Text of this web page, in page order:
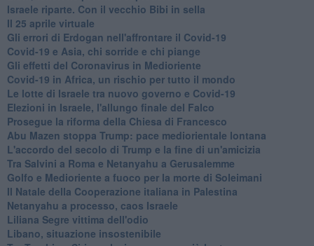
Israele riparte. Con il vecchio Bibi in sella
Il 25 aprile virtuale
Gli errori di Erdogan nell'affrontare il Covid-19
Covid-19 e Asia, chi sorride e chi piange
Gli effetti del Coronavirus in Medioriente
Covid-19 in Africa, un rischio per tutto il mondo
Le lotte di Israele tra nuovo governo e Covid-19
Elezioni in Israele, l'allungo finale del Falco
Prosegue la riforma della Chiesa di Francesco
Abu Mazen stoppa Trump: pace mediorientale lontana
L'accordo del secolo di Trump e la fine di un'amicizia
Tra Salvini a Roma e Netanyahu a Gerusalemme
Golfo e Medioriente a fuoco per la morte di Soleimani
Il Natale della Cooperazione italiana in Palestina
Netanyahu a processo, caos Israele
Liliana Segre vittima dell'odio
Libano, situazione insostenibile